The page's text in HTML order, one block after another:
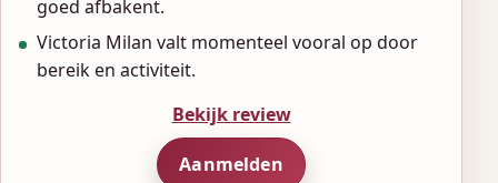
goed afbakent.
Victoria Milan valt momenteel vooral op door
bereik en activiteit.
Bekijk review
Aanmelden